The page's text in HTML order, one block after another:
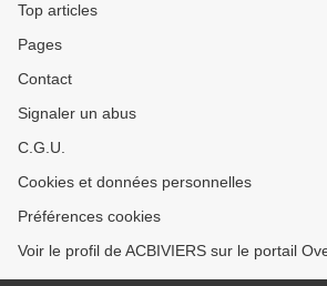
Top articles
Pages
Contact
Signaler un abus
C.G.U.
Cookies et données personnelles
Préférences cookies
Voir le profil de ACBIVIERS sur le portail